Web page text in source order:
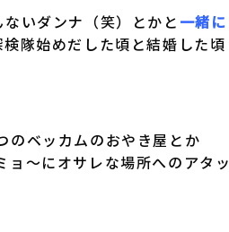
いダンナ（笑）とかと 一緒に
隊始めだした頃と結婚した頃
のベッカムのおやき屋とか
ョ～にオサレな場所へのアタッ